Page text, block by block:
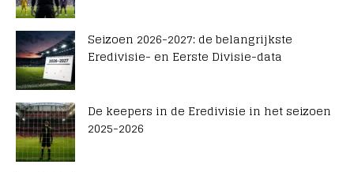
Seizoen 2026-2027: de belangrijkste
Eredivisie- en Eerste Divisie-data
De keepers in de Eredivisie in het seizoen
2025-2026